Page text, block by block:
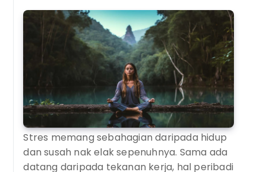
Stres memang sebahagian daripada hidup
dan susah nak elak sepenuhnya. Sama ada
datang daripada tekanan kerja, hal peribadi